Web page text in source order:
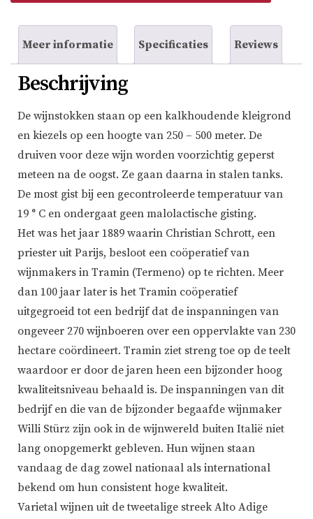
Meer informatie Specificaties Reviews
Beschrijving
De wijnstokken staan op een kalkhoudende kleigrond
en kiezels op een hoogte van 250 – 500 meter. De
druiven voor deze wijn worden voorzichtig geperst
meteen na de oogst. Ze gaan daarna in stalen tanks.
De most gist bij een gecontroleerde temperatuur van
19 ° C en ondergaat geen malolactische gisting.
Het was het jaar 1889 waarin Christian Schrott, een
priester uit Parijs, besloot een coöperatief van
wijnmakers in Tramin (Termeno) op te richten. Meer
dan 100 jaar later is het Tramin coöperatief
uitgegroeid tot een bedrijf dat de inspanningen van
ongeveer 270 wijnboeren over een oppervlakte van 230
hectare coördineert. Tramin ziet streng toe op de teelt
waardoor er door de jaren heen een bijzonder hoog
kwaliteitsniveau behaald is. De inspanningen van dit
bedrijf en die van de bijzonder begaafde wijnmaker
Willi Stürz zijn ook in de wijnwereld buiten Italië niet
lang onopgemerkt gebleven. Hun wijnen staan
vandaag de dag zowel nationaal als international
bekend om hun consistent hoge kwaliteit.
Varietal wijnen uit de tweetalige streek Alto Adige